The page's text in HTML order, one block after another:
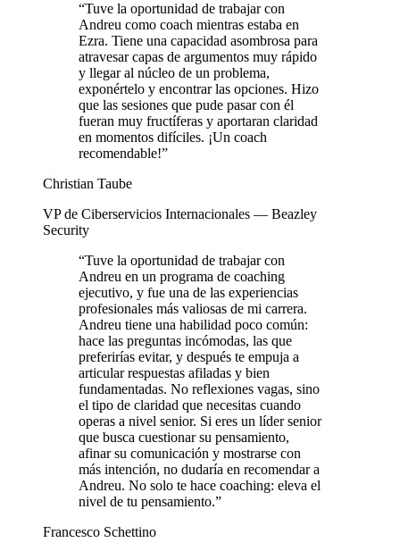
“Tuve la oportunidad de trabajar con
Andreu como coach mientras estaba en
Ezra. Tiene una capacidad asombrosa para
atravesar capas de argumentos muy rápido
y llegar al núcleo de un problema,
exponértelo y encontrar las opciones. Hizo
que las sesiones que pude pasar con él
fueran muy fructíferas y aportaran claridad
en momentos difíciles. ¡Un coach
recomendable!”
Christian Taube
VP de Ciberservicios Internacionales — Beazley
Security
“Tuve la oportunidad de trabajar con
Andreu en un programa de coaching
ejecutivo, y fue una de las experiencias
profesionales más valiosas de mi carrera.
Andreu tiene una habilidad poco común:
hace las preguntas incómodas, las que
preferirías evitar, y después te empuja a
articular respuestas afiladas y bien
fundamentadas. No reflexiones vagas, sino
el tipo de claridad que necesitas cuando
operas a nivel senior. Si eres un líder senior
que busca cuestionar su pensamiento,
afinar su comunicación y mostrarse con
más intención, no dudaría en recomendar a
Andreu. No solo te hace coaching: eleva el
nivel de tu pensamiento.”
Francesco Schettino